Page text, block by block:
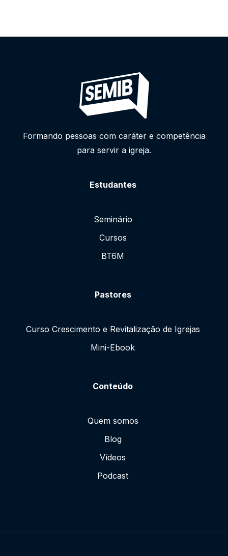
Formando pessoas com caráter e competência
para servir a igreja.
Estudantes
Seminário
Cursos
BT6M
Pastores
Curso Crescimento e Revitalização de Igrejas
Mini-Ebook
Conteúdo
Quem somos
Blog
Vídeos
Podcast